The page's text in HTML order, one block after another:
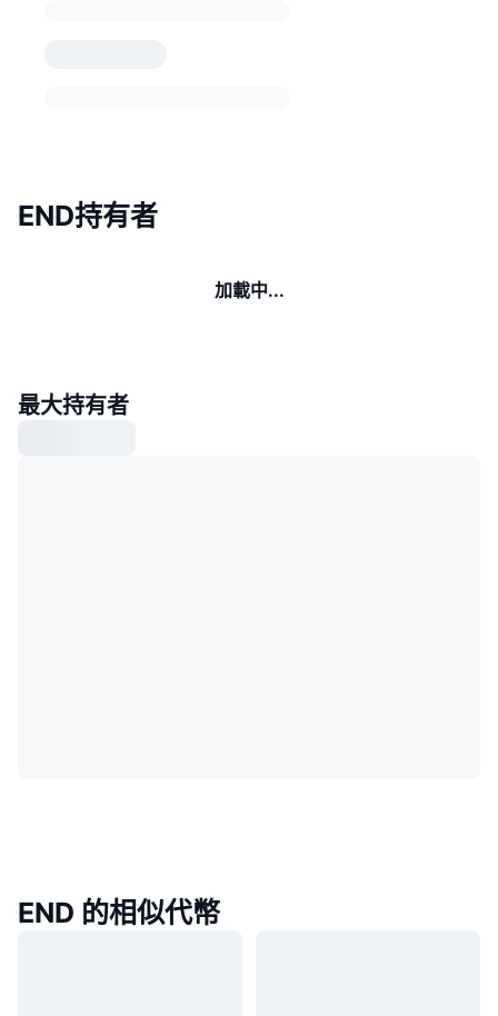
END持有者
加載中...
最大持有者
END 的相似代幣